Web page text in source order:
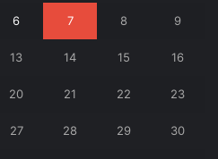
6 7 8 9
13 14 15 16
20 21 22 23
27 28 29 30